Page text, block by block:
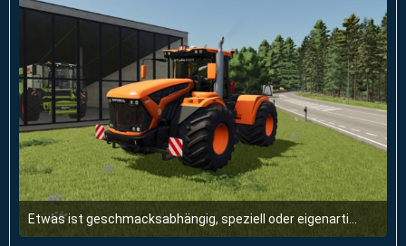
14. Mai 2026 um 09:01